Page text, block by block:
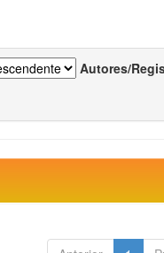
Autores/